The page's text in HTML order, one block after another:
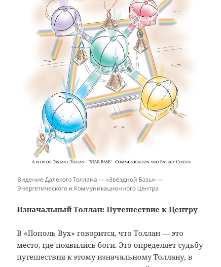
Видение Далёкого Толлана — «Звёздной Базы» —
Энергетического и Коммуникационного Центра
Изначальный Толлан: Путешествие к Центру
В «Пополь Вух» говорится, что Толлан — это
место, где появились боги. Это определяет судьбу
путешествия к этому изначальному Толлану, в